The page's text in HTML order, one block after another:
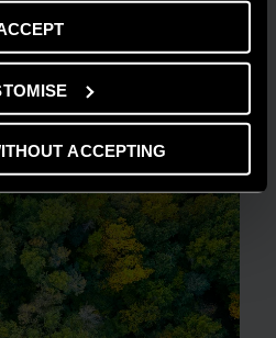
ACCEPTING
energetica in